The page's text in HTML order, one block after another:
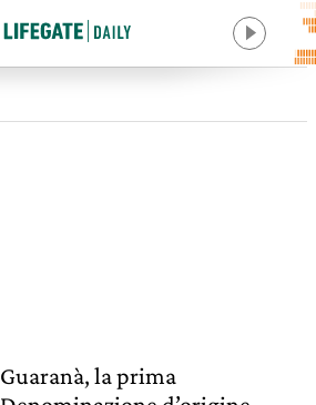
Guaranà, la prima